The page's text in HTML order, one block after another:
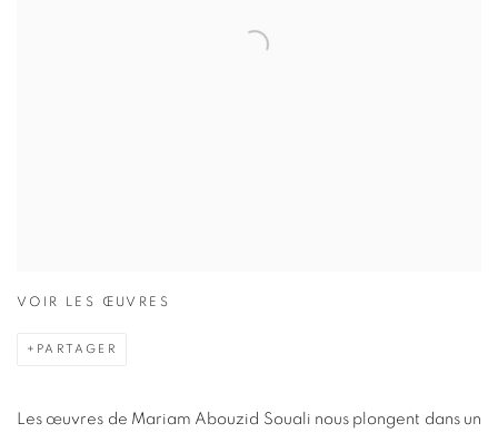
VOIR LES ŒUVRES
PARTAGER
Les œuvres de Mariam Abouzid Souali nous plongent dans un